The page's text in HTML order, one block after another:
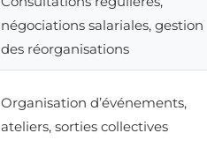
négociations salariales, gestion
des réorganisations
Organisation d’événements,
ateliers, sorties collectives